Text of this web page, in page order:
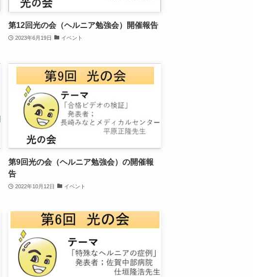
第12回光の会（ヘルニア勉強会）開催報告
2023年6月19日 イベント
第9回光の会（ヘルニア勉強会）の開催報
告
2022年10月12日 イベント